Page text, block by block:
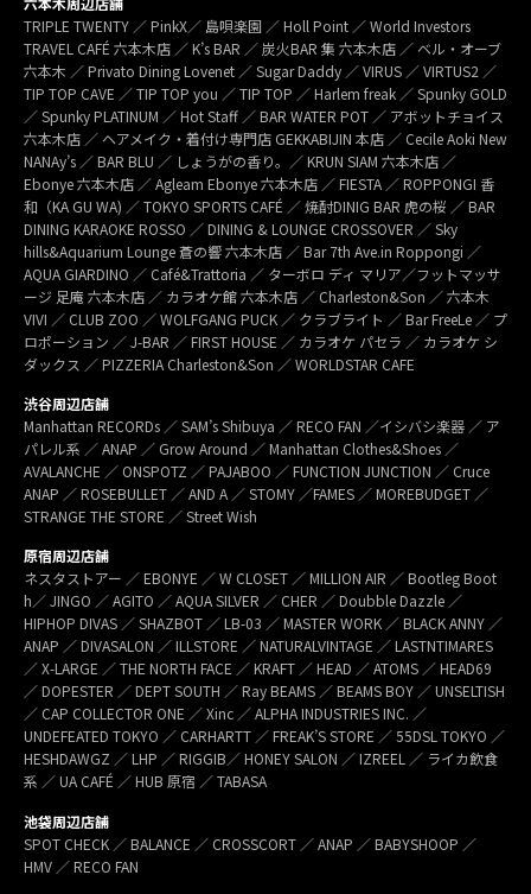
TRIPLE TWENTY ／ PinkX／ 島唄楽園 ／ Holl Point ／ World Investors
TRAVEL CAFÉ 六本木店 ／ K’s BAR ／ 炭火BAR 集 六本木店 ／ ベル・オーブ
六本木 ／ Privato Dining Lovenet ／ Sugar Daddy ／ VIRUS ／ VIRTUS2 ／
TIP TOP CAVE ／ TIP TOP you ／ TIP TOP ／ Harlem freak ／ Spunky GOLD
／ Spunky PLATINUM ／ Hot Staff ／ BAR WATER POT ／ アボットチョイス
六本木店 ／ ヘアメイク・着付け専門店 GEKKABIJIN 本店 ／ Cecile Aoki New
NANAy’s ／ BAR BLU ／ しょうがの香り。／ KRUN SIAM 六本木店 ／
Ebonye 六本木店 ／ Agleam Ebonye 六本木店 ／ FIESTA ／ ROPPONGI 香
和（KA GU WA) ／ TOKYO SPORTS CAFÉ ／ 焼酎DINIG BAR 虎の桜 ／ BAR
DINING KARAOKE ROSSO ／ DINING & LOUNGE CROSSOVER ／ Sky
hills&Aquarium Lounge 蒼の響 六本木店 ／ Bar 7th Ave.in Roppongi ／
AQUA GIARDINO ／ Café&Trattoria ／ ターボロ ディ マリア／フットマッサ
ージ 足庵 六本木店 ／ カラオケ館 六本木店 ／ Charleston&Son ／ 六本木
VIVI ／ CLUB ZOO ／ WOLFGANG PUCK ／ クラブライト ／ Bar FreeLe ／ プ
ロポーション ／ J-BAR ／ FIRST HOUSE ／ カラオケ パセラ ／ カラオケ シ
ダックス ／ PIZZERIA Charleston&Son ／ WORLDSTAR CAFE
渋谷周辺店舗
Manhattan RECORDs ／ SAM’s Shibuya ／ RECO FAN ／イシバシ楽器 ／ ア
パレル系 ／ ANAP ／ Grow Around ／ Manhattan Clothes&Shoes ／
AVALANCHE ／ ONSPOTZ ／ PAJABOO ／ FUNCTION JUNCTION ／ Cruce
ANAP ／ ROSEBULLET ／ AND A ／ STOMY ／FAMES ／ MOREBUDGET ／
STRANGE THE STORE ／ Street Wish
原宿周辺店舗
ネスタストアー ／ EBONYE ／ W CLOSET ／ MILLION AIR ／ Bootleg Boot
h／ JINGO ／ AGITO ／ AQUA SILVER ／ CHER ／ Doubble Dazzle ／
HIPHOP DIVAS ／ SHAZBOT ／ LB-03 ／ MASTER WORK ／ BLACK ANNY ／
ANAP ／ DIVASALON ／ ILLSTORE ／ NATURALVINTAGE ／ LASTNTIMARES
／ X-LARGE ／ THE NORTH FACE ／ KRAFT ／ HEAD ／ ATOMS ／ HEAD69
／ DOPESTER ／ DEPT SOUTH ／ Ray BEAMS ／ BEAMS BOY ／ UNSELTISH
／ CAP COLLECTOR ONE ／ Xinc ／ ALPHA INDUSTRIES INC. ／
UNDEFEATED TOKYO ／ CARHARTT ／ FREAK’S STORE ／ 55DSL TOKYO ／
HESHDAWGZ ／ LHP ／ RIGGIB／ HONEY SALON ／ IZREEL ／ ライカ飲食
系 ／ UA CAFÉ ／ HUB 原宿 ／ TABASA
池袋周辺店舗
SPOT CHECK ／ BALANCE ／ CROSSCORT ／ ANAP ／ BABYSHOOP ／
HMV ／ RECO FAN